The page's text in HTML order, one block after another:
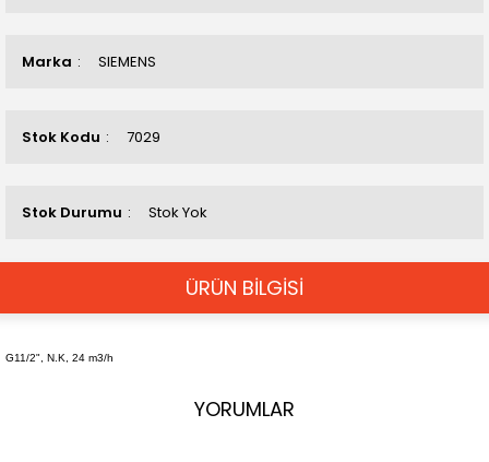
Marka SIEMENS
Stok Kodu 7029
Stok Durumu Stok Yok
ÜRÜN BİLGİSİ
G11/2", N.K, 24 m3/h
YORUMLAR